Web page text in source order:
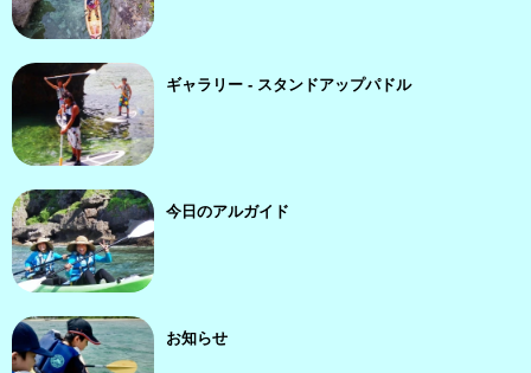
ギャラリー - スタンドアップパドル
今日のアルガイド
お知らせ